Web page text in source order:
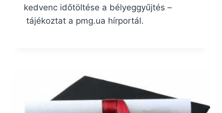
kedvenc időtöltése a bélyeggyűjtés –
tájékoztat a pmg.ua hírportál.